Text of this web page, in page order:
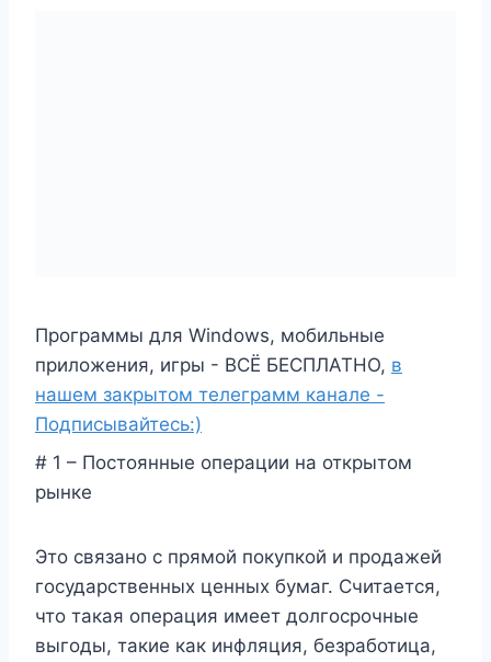
Программы для Windows, мобильные
приложения, игры - ВСЁ БЕСПЛАТНО, в
нашем закрытом телеграмм канале -
Подписывайтесь:)
# 1 – Постоянные операции на открытом
рынке
Это связано с прямой покупкой и продажей
государственных ценных бумаг. Считается,
что такая операция имеет долгосрочные
выгоды, такие как инфляция, безработица,